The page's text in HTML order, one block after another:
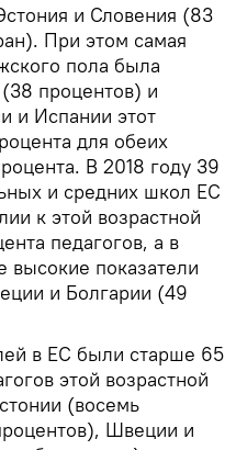
и Словения (83
При этом самая
пола была
процентов) и
и Испании этот
для обеих
В 2018 году 39
и средних школ ЕС
к этой возрастной
педагогов, а в
высокие показатели
и Болгарии (49
в ЕС были старше 65
этой возрастной
(восемь
Швеции и